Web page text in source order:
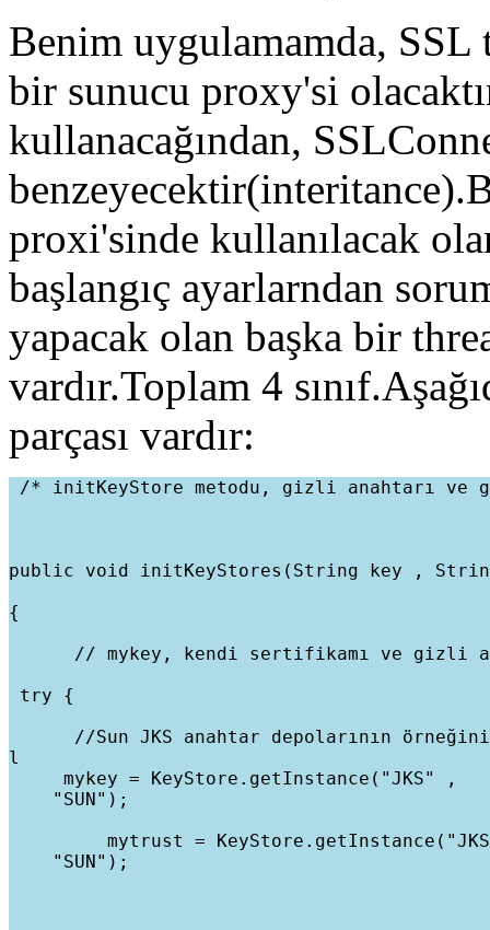
Benim uygulamamda,
bir sunucu proxy'si
kullanacağından,
proxi'sinde kullanılacak
başlangıç ayarlarndan
yapacak olan başka bir
vardır.Toplam 4
parçası vardır:
/* initKeyStore metodu, gizli anahtarı ve
public void initKeyStores(String key ,
{
// mykey, kendi sertifikamı ve gizli
try {
//Sun JKS anahtar depolarının
l
mykey = KeyStore.getInstance("JKS" ,
    "SUN");
mytrust =
    "SUN");